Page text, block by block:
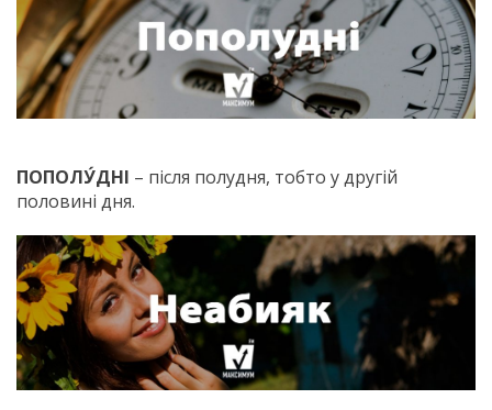
ПОПОЛУ́ДНІ – після полудня, тобто у другій
половині дня.